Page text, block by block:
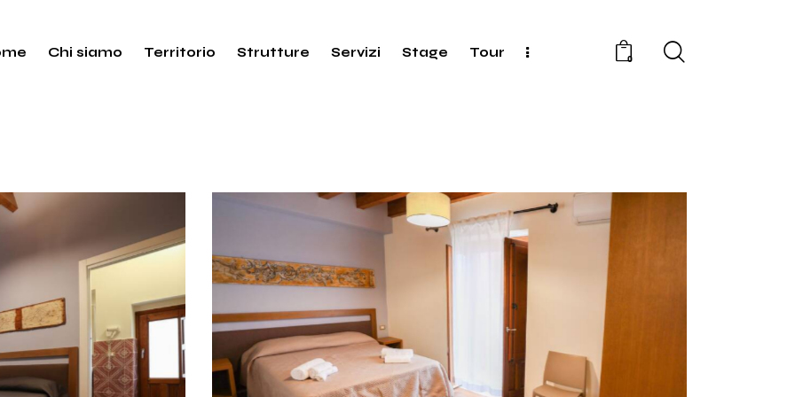
Chi siamo Territorio Strutture Servizi Stage Tour 0